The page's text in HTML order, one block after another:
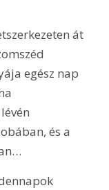
át
egész nap
és a